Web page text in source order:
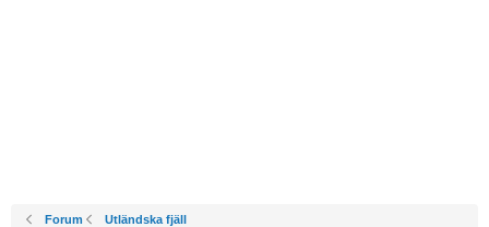
Forum Utländska fjäll